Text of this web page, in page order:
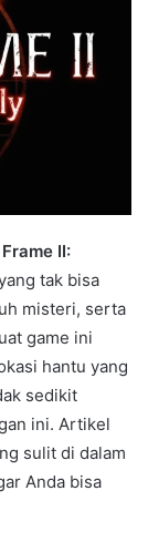
II:
tak bisa
misteri, serta
game ini
hantu yang
sedikit
ini. Artikel
sulit di dalam
Anda bisa